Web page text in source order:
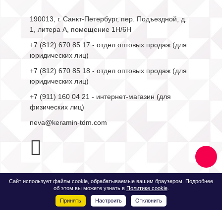
190013, г. Санкт-Петербург, пер. Подъездной, д.
1, литера А, помещение 1Н/6Н
+7 (812) 670 85 17 - отдел оптовых продаж (для
юридических лиц)
+7 (812) 670 85 18 - отдел оптовых продаж (для
юридических лиц)
+7 (911) 160 04 21 - интернет-магазин (для
физических лиц)
neva@keramin-tdm.com
Сайт использует файлы cookie, обрабатываемые вашим браузером. Подробнее
об этом вы можете узнать в Политике cookie.
Принять Настроить Отклонить
Быстро с 1С-Битрикс